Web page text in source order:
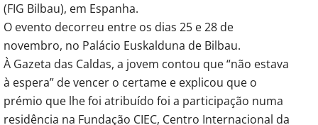
(FIG Bilbau), em Espanha.
O evento decorreu entre os dias 25 e 28 de
novembro, no Palácio Euskalduna de Bilbau.
À Gazeta das Caldas, a jovem contou que “não estava
à espera” de vencer o certame e explicou que o
prémio que lhe foi atribuído foi a participação numa
residência na Fundação CIEC, Centro Internacional da